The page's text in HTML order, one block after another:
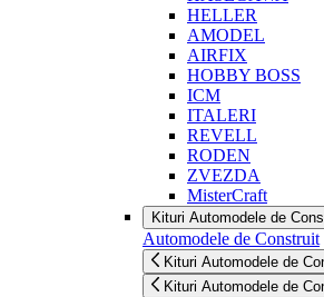
HELLER
AMODEL
AIRFIX
HOBBY BOSS
ICM
ITALERI
REVELL
RODEN
ZVEZDA
MisterCraft
Kituri Automodele de
Automodele de Construit
Kituri Automodele de
Kituri Automodele de